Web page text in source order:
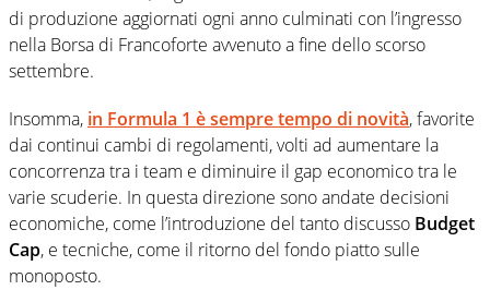
di produzione aggiornati ogni anno culminati con l’ingresso
nella Borsa di Francoforte avvenuto a fine dello scorso
settembre.
Insomma, in Formula 1 è sempre tempo di novità, favorite
dai continui cambi di regolamenti, volti ad aumentare la
concorrenza tra i team e diminuire il gap economico tra le
varie scuderie. In questa direzione sono andate decisioni
economiche, come l’introduzione del tanto discusso Budget
Cap, e tecniche, come il ritorno del fondo piatto sulle
monoposto.